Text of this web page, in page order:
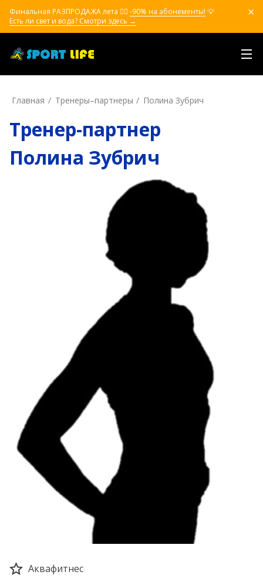
Финальная РАЗПРОДАЖА лета ❤️‍🔥 -90% на абонементы! 💡
Есть ли свет и вода? Смотри здесь →
Главная Тренеры–пapтнepы Полина Зубрич
Тренер-партнер
Полина Зубрич
Аквафитнес